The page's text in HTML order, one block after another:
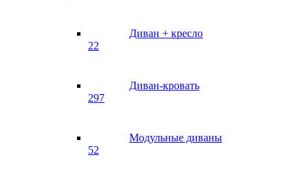
Диван + кресло
22
Диван-кровать
297
Модульные диваны
52